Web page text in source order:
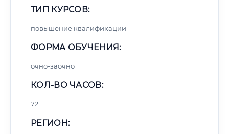
ТИП КУРСОВ:
повышение квалификации
ФОРМА ОБУЧЕНИЯ:
очно-заочно
КОЛ-ВО ЧАСОВ:
72
РЕГИОН: